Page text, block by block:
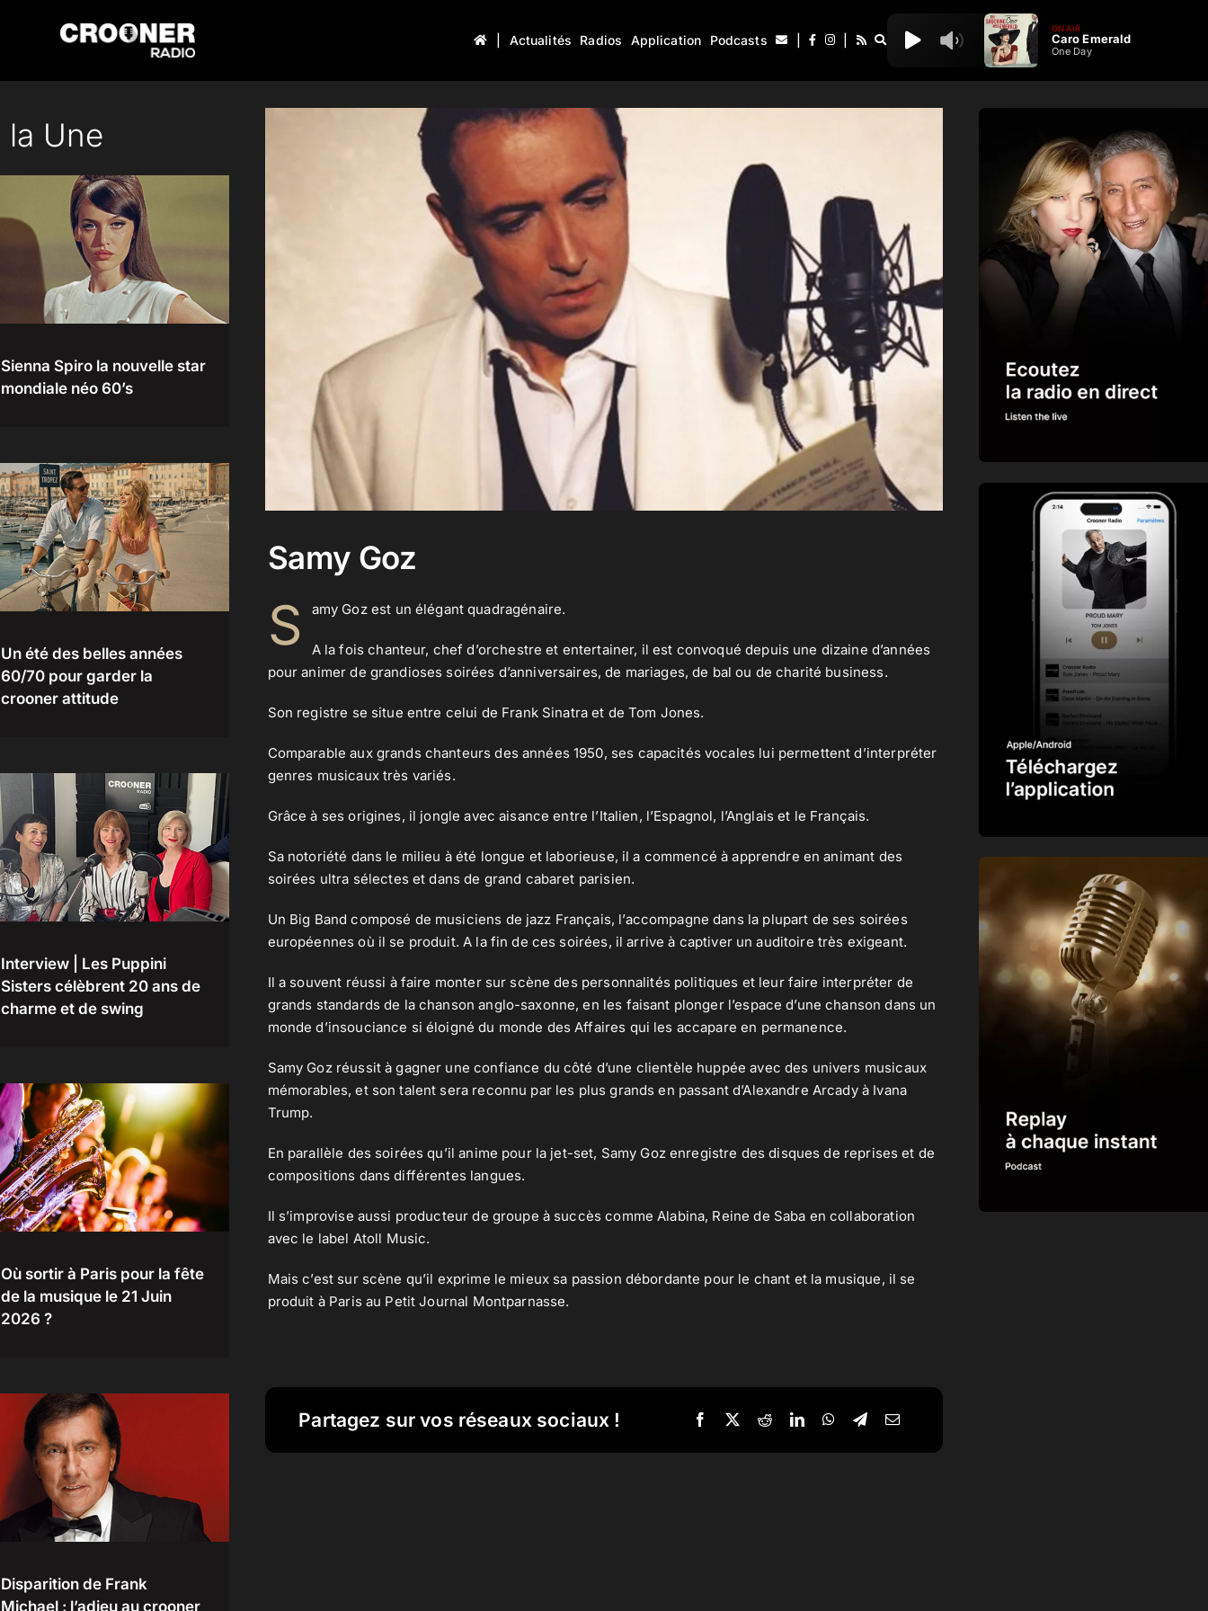
Actualités Radios Application Podcasts
ON AIR
Caro Emerald
One Day
la Une
Sienna Spiro la nouvelle star
mondiale néo 60’s
Un été des belles années
60/70 pour garder la
crooner attitude
Interview | Les Puppini
Sisters célèbrent 20 ans de
charme et de swing
Où sortir à Paris pour la fête
de la musique le 21 Juin
2026 ?
Disparition de Frank
Michael : l’adieu au crooner
Samy Goz
S amy Goz est un élégant quadragénaire.
A la fois chanteur, chef d’orchestre et entertainer, il est convoqué depuis une dizaine d’années
pour animer de grandioses soirées d’anniversaires, de mariages, de bal ou de charité business.
Son registre se situe entre celui de Frank Sinatra et de Tom Jones.
Comparable aux grands chanteurs des années 1950, ses capacités vocales lui permettent d’interpréter
genres musicaux très variés.
Grâce à ses origines, il jongle avec aisance entre l’Italien, l’Espagnol, l’Anglais et le Français.
Sa notoriété dans le milieu à été longue et laborieuse, il a commencé à apprendre en animant des
soirées ultra sélectes et dans de grand cabaret parisien.
Un Big Band composé de musiciens de jazz Français, l’accompagne dans la plupart de ses soirées
européennes où il se produit. A la fin de ces soirées, il arrive à captiver un auditoire très exigeant.
Il a souvent réussi à faire monter sur scène des personnalités politiques et leur faire interpréter de
grands standards de la chanson anglo-saxonne, en les faisant plonger l’espace d’une chanson dans un
monde d’insouciance si éloigné du monde des Affaires qui les accapare en permanence.
Samy Goz réussit à gagner une confiance du côté d’une clientèle huppée avec des univers musicaux
mémorables, et son talent sera reconnu par les plus grands en passant d’Alexandre Arcady à Ivana
Trump.
En parallèle des soirées qu’il anime pour la jet-set, Samy Goz enregistre des disques de reprises et de
compositions dans différentes langues.
Il s’improvise aussi producteur de groupe à succès comme Alabina, Reine de Saba en collaboration
avec le label Atoll Music.
Mais c’est sur scène qu’il exprime le mieux sa passion débordante pour le chant et la musique, il se
produit à Paris au Petit Journal Montparnasse.
Partagez sur vos réseaux sociaux !